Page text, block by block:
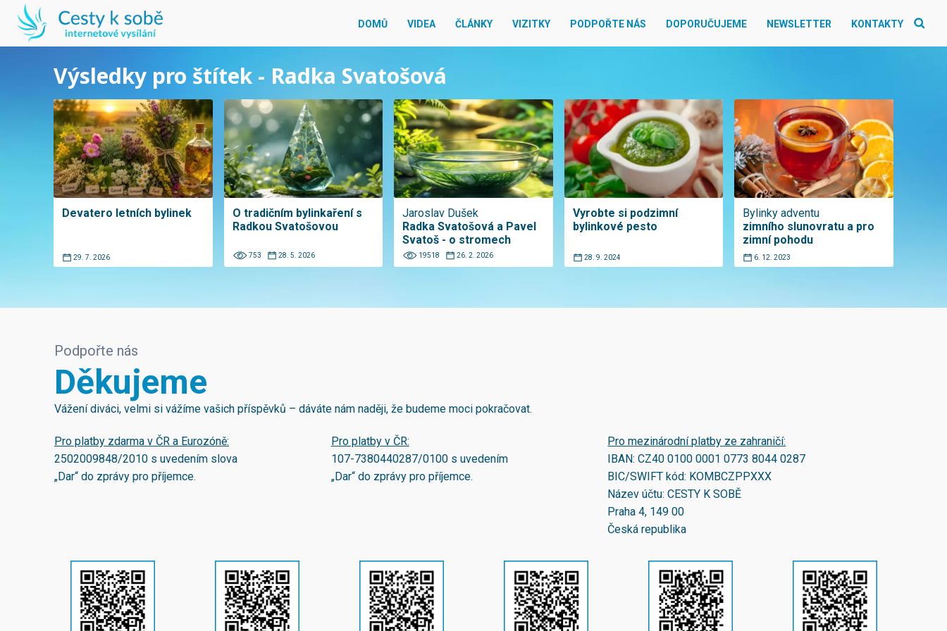
DOMŮ VIDEA ČLÁNKY VIZITKY PODPOŘTE NÁS DOPORUČUJEME NEWSLETTER KONTAKTY
Výsledky pro štítek - Radka Svatošová
Devatero letních bylinek
29. 7. 2026
O tradičním bylinkaření s
Radkou Svatošovou
753 28. 5. 2026
Jaroslav Dušek
Radka Svatošová a Pavel
Svatoš - o stromech
19518 26. 2. 2026
Vyrobte si podzimní
bylinkové pesto
28. 9. 2024
Bylinky adventu
zimního slunovratu a pro
zimní pohodu
6. 12. 2023
Podpořte nás
Děkujeme
Vážení diváci, velmi si vážíme vašich příspěvků – dáváte nám naději, že budeme moci pokračovat.
Pro platby zdarma v ČR a Eurozóně:
2502009848/2010 s uvedením slova
„Dar“ do zprávy pro příjemce.
Pro platby v ČR:
107-7380440287/0100s uvedením
„Dar“ do zprávy pro příjemce.
Pro mezinárodní platby ze zahraničí:
IBAN:CZ40 0100 0001 0773 8044 0287
BIC/SWIFT kód: KOMBCZPPXXX
Název účtu: CESTY K SOBĚ
Praha 4, 149 00
Česká republika